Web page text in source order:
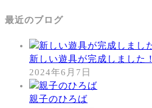
最近のブログ
新しい遊具が完成しました！
2024年6月7日
親子のひろば